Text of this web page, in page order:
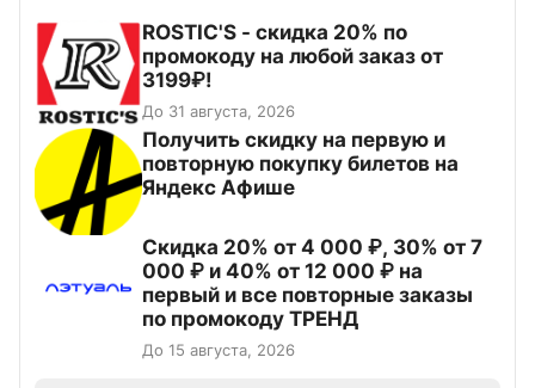
ROSTIC'S - скидка 20% по
промокоду на любой заказ от
3199₽!
До 31 августа, 2026
Получить скидку на первую и
повторную покупку билетов на
Яндекс Афише
Скидка 20% от 4 000 ₽, 30% от 7
000 ₽ и 40% от 12 000 ₽ на
первый и все повторные заказы
по промокоду ТРЕНД
До 15 августа, 2026